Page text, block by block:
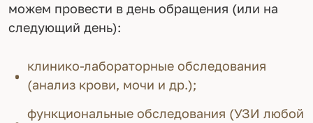
можем провести в день обращения (или на
следующий день):
клинико-лабораторные обследования
(анализ крови, мочи и др.);
функциональные обследования (УЗИ любой